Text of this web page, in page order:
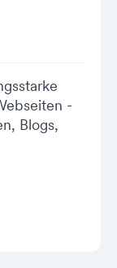
-
Blogs,